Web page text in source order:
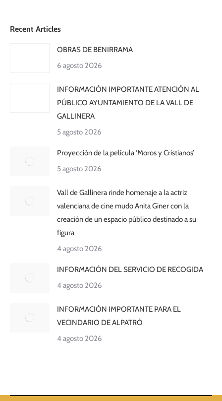
Recent Articles
OBRAS DE BENIRRAMA
6 agosto 2026
INFORMACIÓN IMPORTANTE ATENCIÓN AL
PÚBLICO AYUNTAMIENTO DE LA VALL DE
GALLINERA
5 agosto 2026
Proyección de la película ‘Moros y Cristianos’
5 agosto 2026
Vall de Gallinera rinde homenaje a la actriz
valenciana de cine mudo Anita Giner con la
creación de un espacio público destinado a su
figura
4 agosto 2026
INFORMACIÓN DEL SERVICIO DE RECOGIDA
4 agosto 2026
INFORMACIÓN IMPORTANTE PARA EL
VECINDARIO DE ALPATRÓ
4 agosto 2026